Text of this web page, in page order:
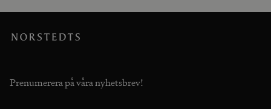
Prenumerera på våra nyhetsbrev!